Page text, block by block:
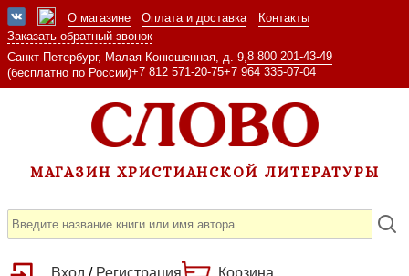
О магазине Оплата и доставка
Контакты
Заказать обратный звонок
Санкт-Петербург, Малая Конюшенная, д. 9, 8 800 201-43-49
(бесплатно по России)+7 812 571-20-75+7 964 335-07-04
МАГАЗИН ХРИСТИАНСКОЙ ЛИТЕРАТУРЫ